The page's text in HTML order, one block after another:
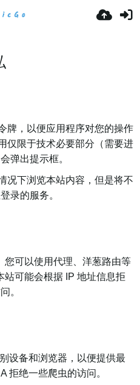
牌，以便应用程序对您的操作
仅限于技术必要部分（需要进
弹出提示框。
况下浏览本站内容，但是将不
录的服务。
您可以使用代理、洋葱路由等
站可能会根据 IP 地址信息拒
。
设备和浏览器，以便提供最
拒绝一些爬虫的访问。